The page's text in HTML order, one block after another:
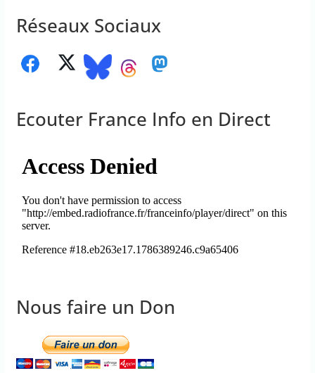
Réseaux Sociaux
Ecouter France Info en Direct
Nous faire un Don